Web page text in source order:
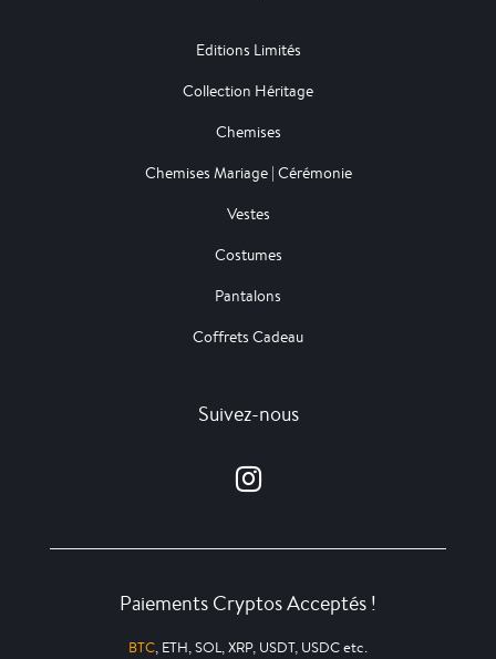
Editions Limités
Collection Héritage
Chemises
Chemises Mariage | Cérémonie
Vestes
Costumes
Pantalons
Coffrets Cadeau
Suivez-nous
Paiements Cryptos Acceptés !
BTC, ETH, SOL, XRP, USDT, USDC etc.